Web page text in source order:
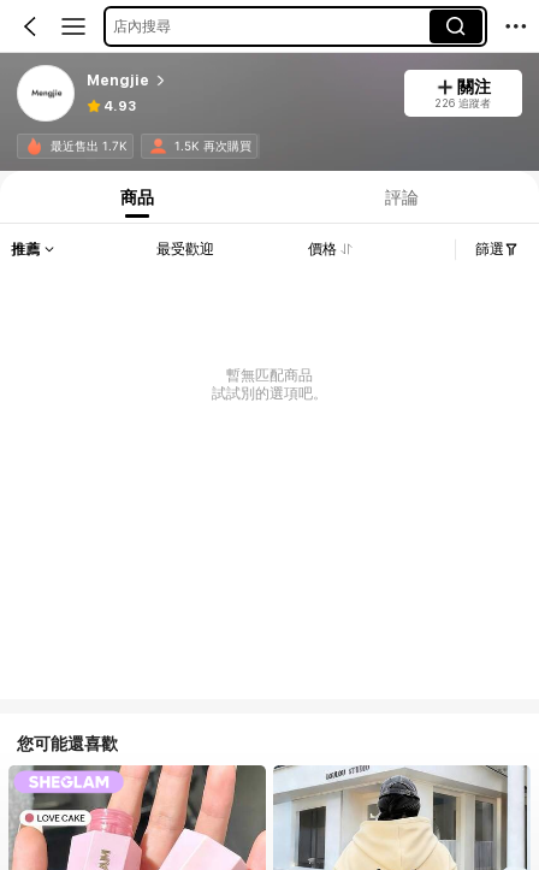
店內搜尋
Mengjie
4.93
關注
226 追蹤者
最近售出 1.7K 1.5K 再次購買
商品 評論
推薦 最受歡迎 價格 篩選
暫無匹配商品
試試別的選項吧。
您可能還喜歡